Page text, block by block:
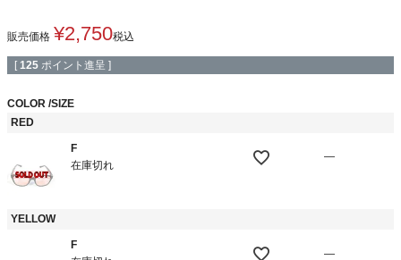
販売価格 ¥2,750税込
[ 125 ポイント進呈 ]
COLOR SIZE
RED
F
在庫切れ
—
YELLOW
F
—